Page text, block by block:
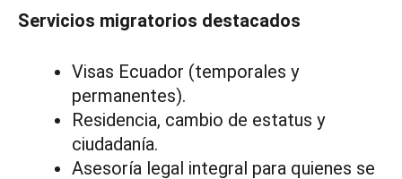
Servicios migratorios destacados
Visas Ecuador (temporales y
permanentes).
Residencia, cambio de estatus y
ciudadanía.
Asesoría legal integral para quienes se